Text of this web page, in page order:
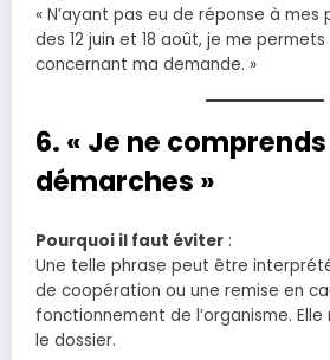
« N’ayant pas eu de réponse à
des 12 juin et 18 août, je me
concernant ma demande. »
6. « Je ne
démarches »
Pourquoi il faut éviter :
Une telle phrase peut être
de coopération ou une remise en
fonctionnement de l’organisme.
le dossier.